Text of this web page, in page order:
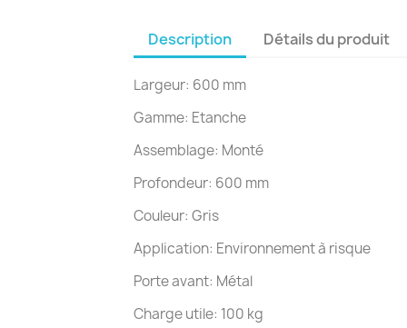
Description Détails du produit
Largeur: 600 mm
Gamme: Etanche
Assemblage: Monté
Profondeur: 600 mm
Couleur: Gris
Application: Environnement à risque
Porte avant: Métal
Charge utile: 100 kg